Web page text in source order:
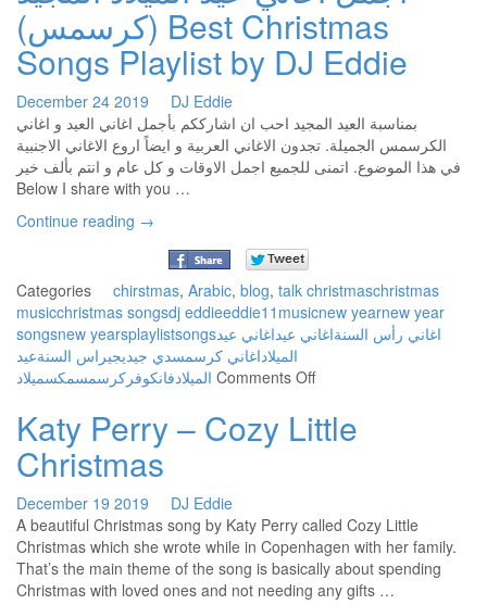
|
Mixes
Remixes
by
DJ
Eddie
انتم
بخير
(كرسمس) Best Christmas
Songs Playlist by DJ Eddie
December 24 2019
DJ Eddie
بمناسبة العيد المجيد احب ان اشارككم بأجمل اغاني العيد و اغاني
الكرسمس الجميلة. تجدون الاغاني العربية و ايضاً اروع الاغاني الاجنبية
في هذا الموضوع. اتمنى للجميع اجمل الاوقات و كل عام و انتم بألف خير
Below I share with you …
Continue reading →
Categories chirstmas, Arabic, blog, talk christmaschristmas
musicchristmas songsdj eddieeddie11 musicnew yearnew year
songsnew yearsplaylistsongs اغاني رأس السنةاغاني عيداغاني عيد
الميلاداغاني كرسمسدي جيديجيراس السنةعيد
الميلادفانكوفر كرسمسمكسميلاد Comments Offon
اغاني
عيد
Best
Christmas
Songs
Playlist
Katy Perry – Cozy Little
Christmas
December 19 2019
DJ Eddie
A beautiful Christmas song by Katy Perry called Cozy Little
Christmas which she wrote while in Copenhagen with her family.
That’s the main theme of the song is basically about spending
Christmas with loved ones and not needing any gifts …